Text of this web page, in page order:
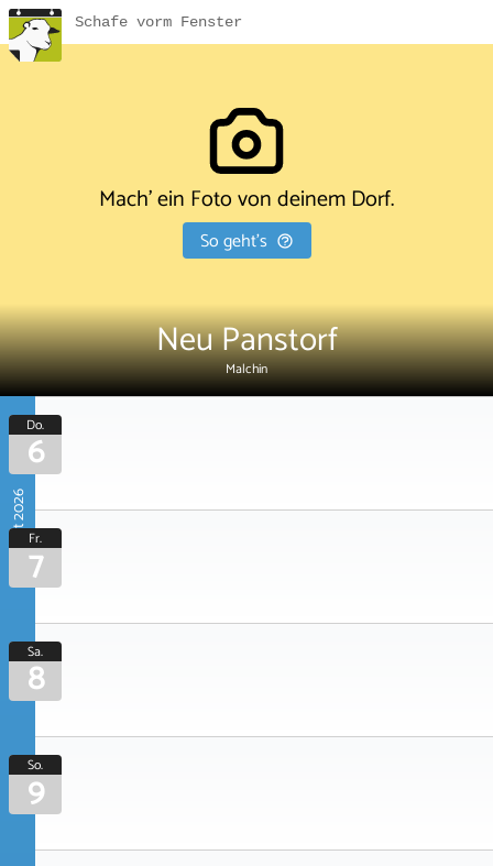
Schafe vorm Fenster
Mach' ein Foto von deinem Dorf.
So geht's
Neu Panstorf
Malchin
August 2026
Do.
6
Fr.
7
Sa.
8
So.
9